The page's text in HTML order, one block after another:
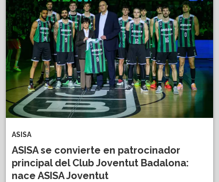
ASISA
ASISA se convierte en patrocinador
principal del Club Joventut Badalona:
nace ASISA Joventut